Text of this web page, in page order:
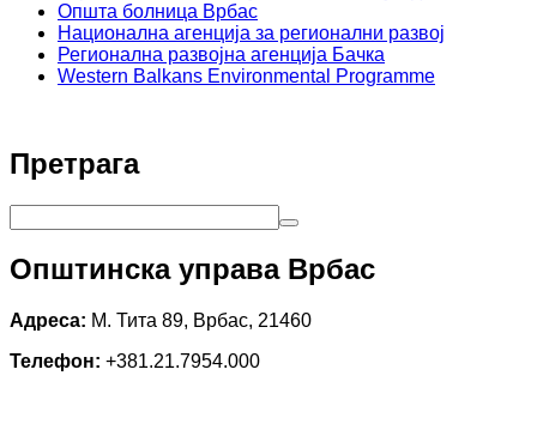
Општа болница Врбас
Национална агенција за регионални развој
Регионална развојна агенција Бачка
Western Balkans Environmental Programme
Претрага
Општинска управа Врбас
Адреса: М. Тита 89, Врбас, 21460
Телефон: +381.21.7954.000